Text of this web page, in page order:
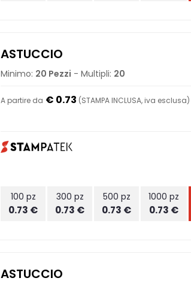
ASTUCCIO
Minimo: 20 Pezzi - Multipli: 20
A partire da € 0.73 (STAMPA INCLUSA, iva esclusa)
100 pz
0.73 €
300 pz
0.73 €
500 pz
0.73 €
1000 pz
0.73 €
ASTUCCIO